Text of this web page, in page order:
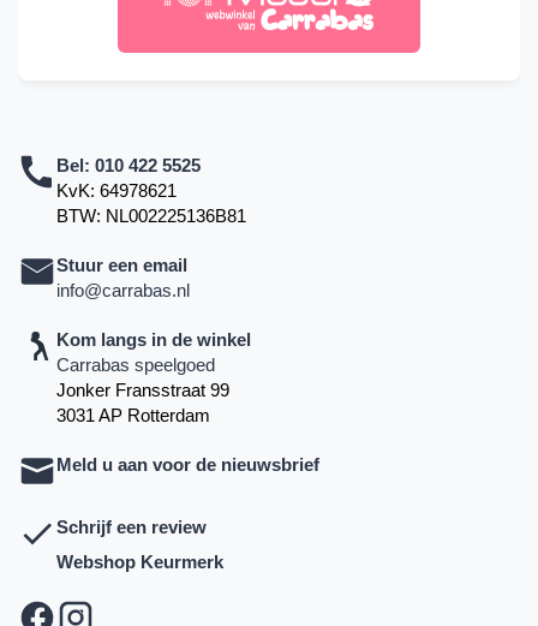
Bel: 010 422 5525
KvK: 64978621
BTW: NL002225136B81
Stuur een email
info@carrabas.nl
Kom langs in de winkel
Carrabas speelgoed
Jonker Fransstraat 99
3031 AP Rotterdam
Meld u aan voor de nieuwsbrief
Schrijf een review
Webshop Keurmerk